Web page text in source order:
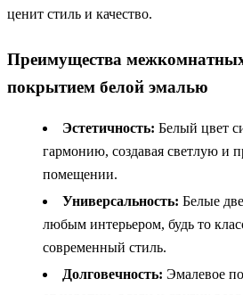
ценит стиль и качество.
Преимущества
покрытием белой эмалью
Эстетичность: Белый цвет
гармонию, создавая светлую и
помещении.
Универсальность: Белые
любым интерьером, будь то
современный стиль.
Долговечность: Эмалевое